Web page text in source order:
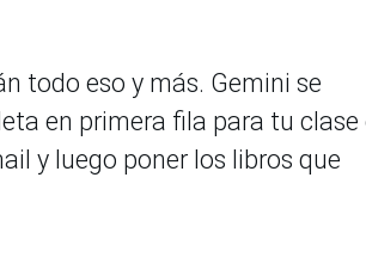
todo eso y más. Gemini se
en primera fila para tu clase
y luego poner los libros que